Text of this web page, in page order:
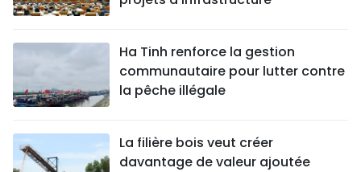
Ha Tinh renforce la gestion
communautaire pour lutter contre
la pêche illégale
La filière bois veut créer
davantage de valeur ajoutée